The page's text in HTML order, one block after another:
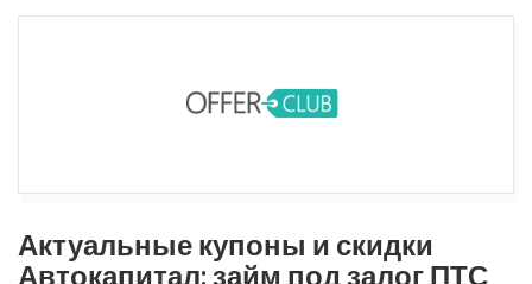
Актуальные купоны и скидки
Автокапитал: займ под залог ПТС